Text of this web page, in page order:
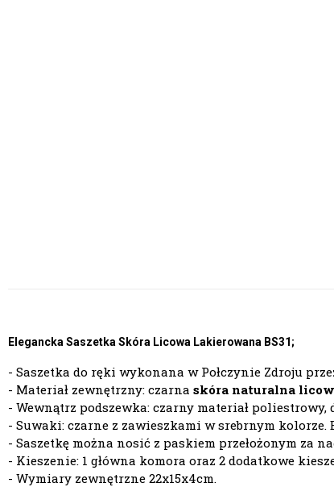
Elegancka Saszetka Skóra Licowa Lakierowana BS31;
- Saszetka do ręki wykonana w Połczynie Zdroju
- Materiał zewnętrzny: czarna skóra naturalna
- Wewnątrz podszewka: czarny materiał
- Suwaki: czarne z zawieszkami w srebrnym
- Saszetkę można nosić z paskiem przełożonym za
- Kieszenie: 1 główna komora oraz 2 dodatkowe
- Wymiary zewnętrzne 22x15x4cm.